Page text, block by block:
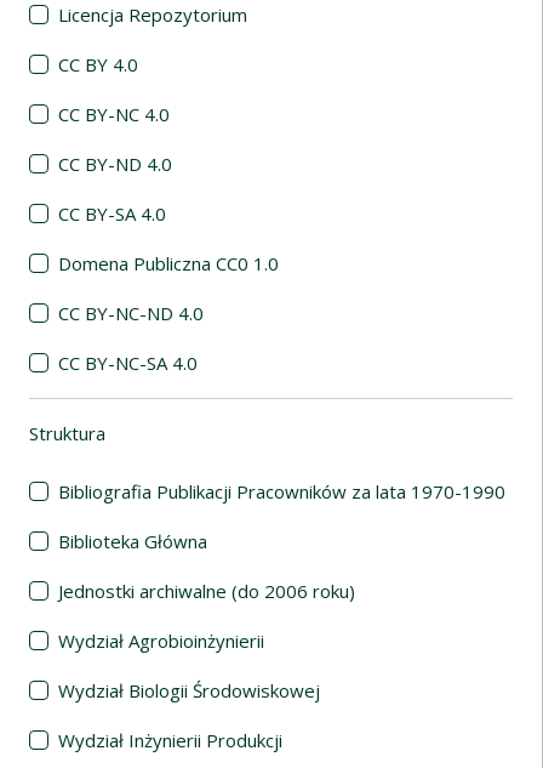
Licencja Repozytorium
CC BY 4.0
CC BY-NC 4.0
CC BY-ND 4.0
CC BY-SA 4.0
Domena Publiczna CC0 1.0
CC BY-NC-ND 4.0
CC BY-NC-SA 4.0
Struktura
Bibliografia Publikacji Pracowników za lata 1970-1990
Biblioteka Główna
Jednostki archiwalne (do 2006 roku)
Wydział Agrobioinżynierii
Wydział Biologii Środowiskowej
Wydział Inżynierii Produkcji